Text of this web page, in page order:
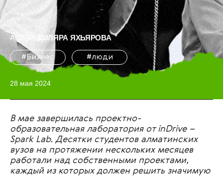
АВТОР: ДИЛЯРА ЯХЬЯРОВА
#Бизнес #люди
28 мая 2024
В мае завершилась проектно-
образовательная лаборатория от inDrive –
Spark Lab. Десятки студентов алматинских
вузов на протяжении нескольких месяцев
работали над собственными проектами,
каждый из которых должен решить значимую